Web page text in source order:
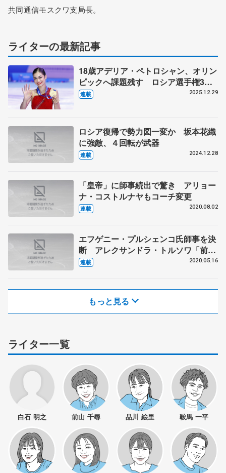
共同通信モスクワ支局長。
ライターの最新記事
18歳アデリア・ペトロシャン、オリン
ピックへ課題残す ロシア選手権3連
覇も大技不発
連載 2025.12.29
ロシア復帰で勢力図一変か 坂本花織
に強敵、４回転が武器
連載 2024.12.28
「皇帝」に師事続出で驚き アリョー
ナ・コストルナヤもコーチ変更
連載 2020.08.02
エフゲニー・プルシェンコ氏師事を決
断 アレクサンドラ・トルソワ「前に
進むため」
連載 2020.05.16
もっと見る
ライター一覧
白石 明之 前山 千尋 品川 絵里 鞍馬 一平